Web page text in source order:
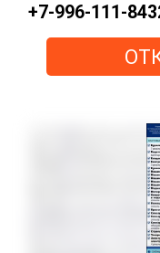
+7-996-111-